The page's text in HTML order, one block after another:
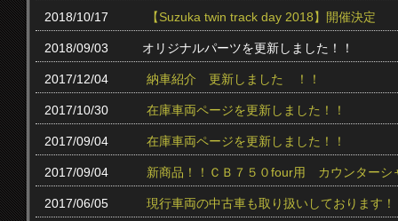
2018/10/17 【Suzuka twin track day 2018】開催決定
2018/09/03 オリジナルパーツを更新しました！！
2017/12/04 納車紹介 更新しました ！！
2017/10/30 在庫車両ページを更新しました！！
2017/09/04 在庫車両ページを更新しました！！
2017/09/04 新商品！！ＣＢ７５０four用 カウンター
2017/06/05 現行車両の中古車も取り扱いしております！